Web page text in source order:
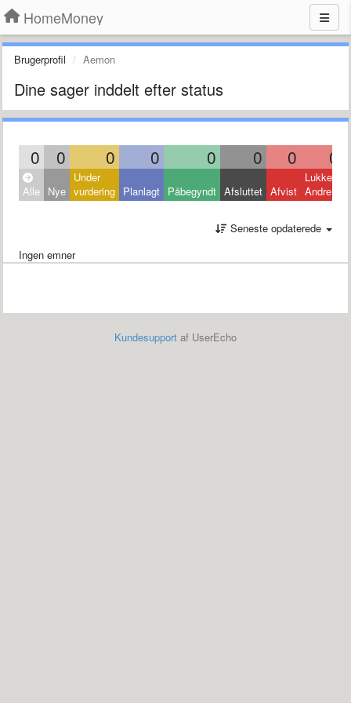
HomeMoney
Brugerprofil Aemon
Dine sager inddelt efter status
0 0 0 0 0 0 0 0
Alle Nye
Under
vurdering Planlagt Påbegyndt Afsluttet Afvist
Lukket:
Andre
Seneste opdaterede
Ingen emner
Kundesupport af UserEcho